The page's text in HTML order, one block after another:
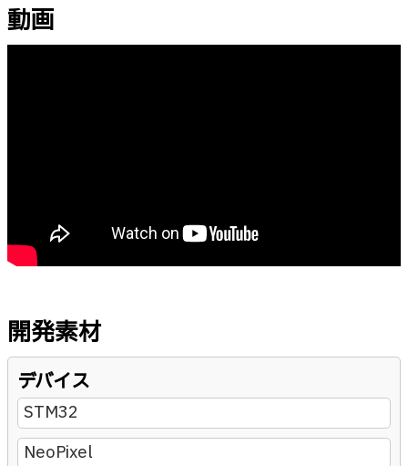
動画
開発素材
デバイス
STM32
NeoPixel